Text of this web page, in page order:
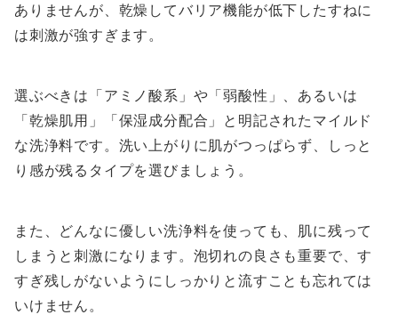
ありませんが、乾燥してバリア機能が低下したすねに
は刺激が強すぎます。
選ぶべきは「アミノ酸系」や「弱酸性」、あるいは
「乾燥肌用」「保湿成分配合」と明記されたマイルド
な洗浄料です。洗い上がりに肌がつっぱらず、しっと
り感が残るタイプを選びましょう。
また、どんなに優しい洗浄料を使っても、肌に残って
しまうと刺激になります。泡切れの良さも重要で、す
すぎ残しがないようにしっかりと流すことも忘れては
いけません。